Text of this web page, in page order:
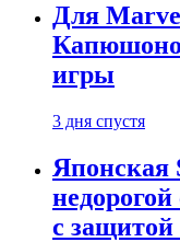
Для
игры
3 дня спустя
Японская
с защитой